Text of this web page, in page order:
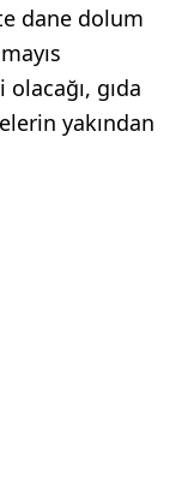
dane dolum
olacağı, gıda
yakından